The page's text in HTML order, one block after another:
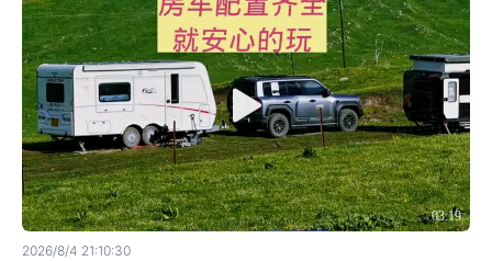
03:19
2026/8/4 21:10:30